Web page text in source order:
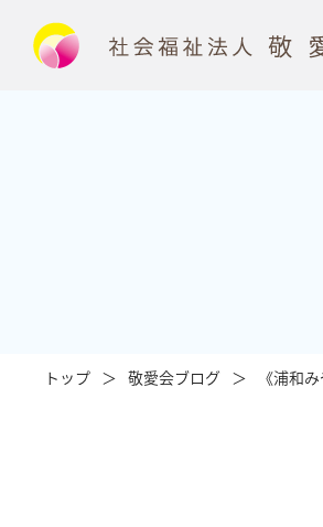
トップ 敬愛会ブログ 《浦和